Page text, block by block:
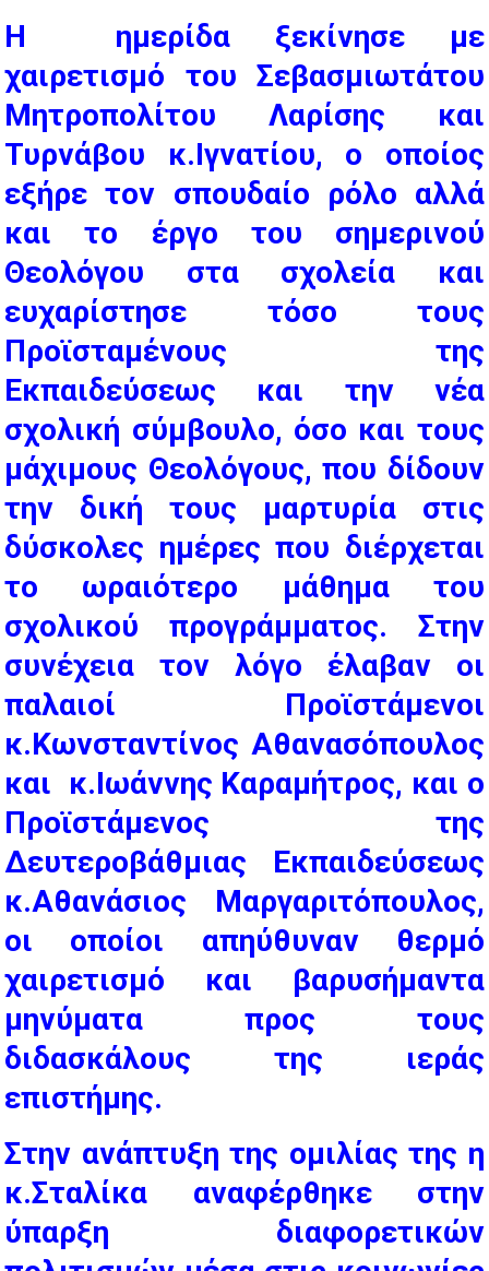
Η ημερίδα ξεκίνησε με
χαιρετισμό του Σεβασμιωτάτου
Μητροπολίτου Λαρίσης και
Τυρνάβου κ.Ιγνατίου, ο οποίος
εξήρε τον σπουδαίο ρόλο αλλά
και το έργο του σημερινού
Θεολόγου στα σχολεία και
ευχαρίστησε τόσο τους
Προϊσταμένους της
Εκπαιδεύσεως και την νέα
σχολική σύμβουλο, όσο και τους
μάχιμους Θεολόγους, που δίδουν
την δική τους μαρτυρία στις
δύσκολες ημέρες που διέρχεται
το ωραιότερο μάθημα του
σχολικού προγράμματος. Στην
συνέχεια τον λόγο έλαβαν οι
παλαιοί Προϊστάμενοι
κ.Κωνσταντίνος Αθανασόπουλος
και κ.Ιωάννης Καραμήτρος, και ο
Προϊστάμενος της
Δευτεροβάθμιας Εκπαιδεύσεως
κ.Αθανάσιος Μαργαριτόπουλος,
οι οποίοι απηύθυναν θερμό
χαιρετισμό και βαρυσήμαντα
μηνύματα προς τους
διδασκάλους της ιεράς
επιστήμης.
Στην ανάπτυξη της ομιλίας της η
κ.Σταλίκα αναφέρθηκε στην
ύπαρξη διαφορετικών